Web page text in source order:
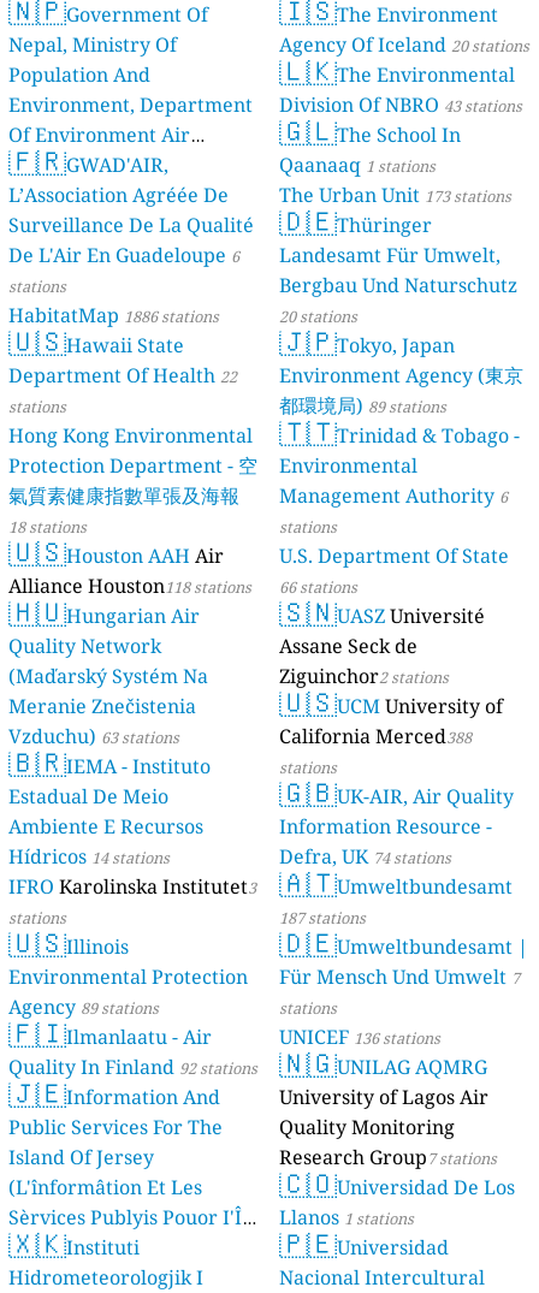
🇳🇵Government Of
Nepal, Ministry Of
Population And
Environment, Department
Of Environment Air
Quality Monitoring
stations
🇫🇷GWAD'AIR,
L’Association Agréée De
Surveillance De La Qualité
De L'Air En Guadeloupe 6
stations
HabitatMap 1886 stations
🇺🇸Hawaii State
Department Of Health 22
stations
Hong Kong Environmental
Protection Department - 空
氣質素健康指數單張及海報
18 stations
🇺🇸Houston AAH Air
Alliance Houston118 stations
🇭🇺Hungarian Air
Quality Network
(Maďarský Systém Na
Meranie Znečistenia
Vzduchu) 63 stations
🇧🇷IEMA - Instituto
Estadual De Meio
Ambiente E Recursos
Hídricos 14 stations
IFRO Karolinska Institutet3
stations
🇺🇸Illinois
Environmental Protection
Agency 89 stations
🇫🇮Ilmanlaatu - Air
Quality In Finland 92 stations
🇯🇪Information And
Public Services For The
Island Of Jersey
(L'înformâtion Et Les
Sèrvices Publyis Pouor I'Île
Dé Jèrri) 2 stations
🇽🇰Instituti
Hidrometeorologjik I
🇮🇸The Environment
Agency Of Iceland 20 stations
🇱🇰The Environmental
Division Of NBRO 43 stations
🇬🇱The School In
Qaanaaq 1 stations
The Urban Unit 173 stations
🇩🇪Thüringer
Landesamt Für Umwelt,
Bergbau Und Naturschutz
20 stations
🇯🇵Tokyo, Japan
Environment Agency (東京
都環境局) 89 stations
🇹🇹Trinidad & Tobago -
Environmental
Management Authority 6
stations
U.S. Department Of State
66 stations
🇸🇳UASZUniversité
Assane Seck de
Ziguinchor2 stations
🇺🇸UCMUniversity of
California Merced388
stations
🇬🇧UK-AIR, Air Quality
Information Resource -
Defra, UK 74 stations
🇦🇹Umweltbundesamt
187 stations
🇩🇪Umweltbundesamt |
Für Mensch Und Umwelt 7
stations
UNICEF 136 stations
🇳🇬UNILAG AQMRG
University of Lagos Air
Quality Monitoring
Research Group7 stations
🇨🇴Universidad De Los
Llanos 1 stations
🇵🇪Universidad
Nacional Intercultural